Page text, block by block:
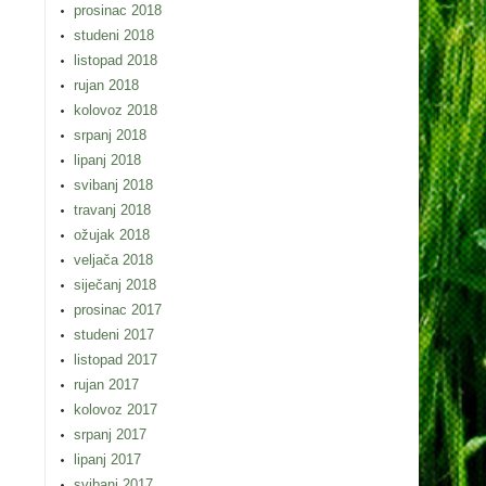
prosinac 2018
studeni 2018
listopad 2018
rujan 2018
kolovoz 2018
srpanj 2018
lipanj 2018
svibanj 2018
travanj 2018
ožujak 2018
veljača 2018
siječanj 2018
prosinac 2017
studeni 2017
listopad 2017
rujan 2017
kolovoz 2017
srpanj 2017
lipanj 2017